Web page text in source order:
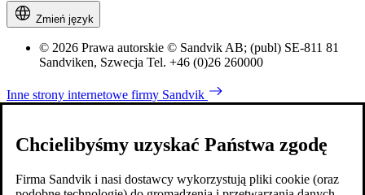
Zmień język
© 2026 Prawa autorskie © Sandvik AB; (publ) SE-811 81
Sandviken, Szwecja Tel. +46 (0)26 260000
Inne strony internetowe firmy Sandvik
Chcielibyśmy uzyskać Państwa zgodę
Firma Sandvik i nasi dostawcy wykorzystują pliki cookie (oraz